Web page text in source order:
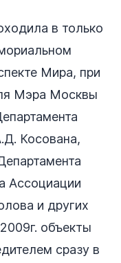
в только
Мира, при
Мэра Москвы
Косована,
Ассоциации
и других
объекты
сразу в